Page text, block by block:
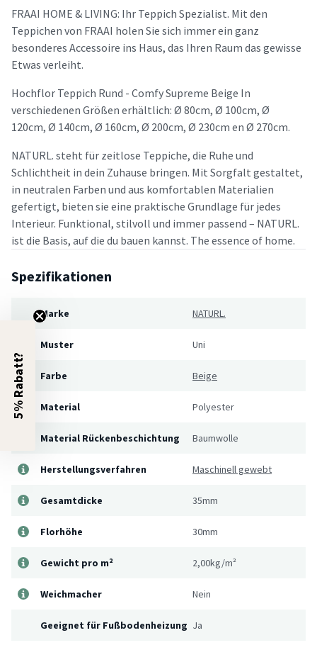
FRAAI HOME & LIVING: Ihr Teppich Spezialist. Mit den
Teppichen von FRAAI holen Sie sich immer ein ganz
besonderes Accessoire ins Haus, das Ihren Raum das gewisse
Etwas verleiht.
Hochflor Teppich Rund - Comfy Supreme Beige In
verschiedenen Größen erhältlich: Ø 80cm, Ø 100cm, Ø
120cm, Ø 140cm, Ø 160cm, Ø 200cm, Ø 230cm en Ø 270cm.
NATURL. steht für zeitlose Teppiche, die Ruhe und
Schlichtheit in dein Zuhause bringen. Mit Sorgfalt gestaltet,
in neutralen Farben und aus komfortablen Materialien
gefertigt, bieten sie eine praktische Grundlage für jedes
Interieur. Funktional, stilvoll und immer passend – NATURL.
ist die Basis, auf die du bauen kannst. The essence of home.
Spezifikationen
Marke NATURL.
Muster Uni
Farbe Beige
Material Polyester
Material Rückenbeschichtung Baumwolle
Herstellungsverfahren Maschinell gewebt
Gesamtdicke 35mm
Florhöhe 30mm
Gewicht pro m² 2,00kg/m²
Weichmacher Nein
Geeignet für Fußbodenheizung Ja
5% Rabatt?